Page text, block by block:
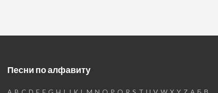
Песни по алфавиту